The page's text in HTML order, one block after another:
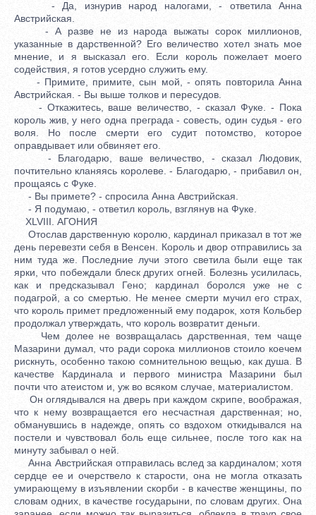
- Да, изнурив народ налогами, - ответила Анна
Австрийская.
- А разве не из народа выжаты сорок миллионов,
указанные в дарственной? Его величество хотел знать мое
мнение, и я высказал его. Если король пожелает моего
содействия, я готов усердно служить ему.
- Примите, примите, сын мой, - опять повторила Анна
Австрийская. - Вы выше толков и пересудов.
- Откажитесь, ваше величество, - сказал Фуке. - Пока
король жив, у него одна преграда - совесть, один судья - его
воля. Но после смерти его судит потомство, которое
оправдывает или обвиняет его.
- Благодарю, ваше величество, - сказал Людовик,
почтительно кланяясь королеве. - Благодарю, - прибавил он,
прощаясь с Фуке.
- Вы примете? - спросила Анна Австрийская.
- Я подумаю, - ответил король, взглянув на Фуке.
XLVIII. АГОНИЯ
Отослав дарственную королю, кардинал приказал в тот же
день перевезти себя в Венсен. Король и двор отправились за
ним туда же. Последние лучи этого светила были еще так
ярки, что побеждали блеск других огней. Болезнь усилилась,
как и предсказывал Гено; кардинал боролся уже не с
подагрой, а со смертью. Не менее смерти мучил его страх,
что король примет предложенный ему подарок, хотя Кольбер
продолжал утверждать, что король возвратит деньги.
Чем долее не возвращалась дарственная, тем чаще
Мазарини думал, что ради сорока миллионов стоило коечем
рискнуть, особенно такою сомнительною вещью, как душа. В
качестве Кардинала и первого министра Мазарини был
почти что атеистом и, уж во всяком случае, материалистом.
Он оглядывался на дверь при каждом скрипе, воображая,
что к нему возвращается его несчастная дарственная; но,
обманувшись в надежде, опять со вздохом откидывался на
постели и чувствовал боль еще сильнее, после того как на
минуту забывал о ней.
Анна Австрийская отправилась вслед за кардиналом; хотя
сердце ее и очерствело к старости, она не могла отказать
умирающему в изъявлении скорби - в качестве женщины, по
словам одних, в качестве государыни, по словам других. Она